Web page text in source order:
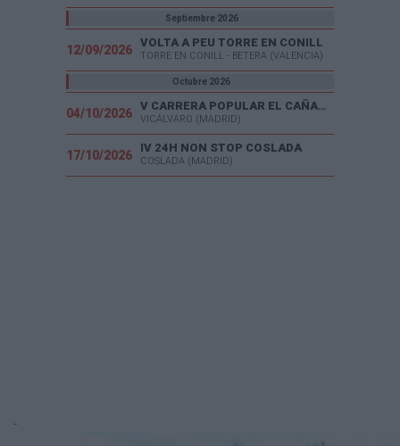
Septiembre 2026
12/09/2026
VOLTA A PEU TORRE EN CONILL
TORRE EN CONILL - BETERA (VALENCIA)
Octubre 2026
04/10/2026
V CARRERA POPULAR EL CAÑAVERAL
VICÁLVARO (MADRID)
17/10/2026
IV 24H NON STOP COSLADA
COSLADA (MADRID)
-